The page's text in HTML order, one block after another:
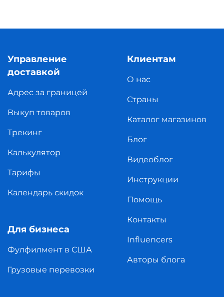
Управление
доставкой
Адрес за границей
Выкуп товаров
Трекинг
Калькулятор
Тарифы
Календарь скидок
Для бизнеса
Фулфилмент в США
Грузовые перевозки
Клиентам
О нас
Страны
Каталог магазинов
Блог
Видеоблог
Инструкции
Помощь
Контакты
Influencers
Авторы блога